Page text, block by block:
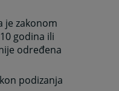
je zakonom
godina ili
određena
podizanja